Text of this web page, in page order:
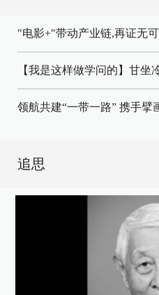
"电影+"带动产业链,再证无
【我是这样做学问的】甘坐
领航共建“一带一路” 携手擘
追思